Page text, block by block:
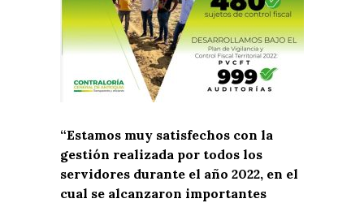
“Estamos muy satisfechos con la
gestión realizada por todos los
servidores durante el año 2022, en el
cual se alcanzaron importantes